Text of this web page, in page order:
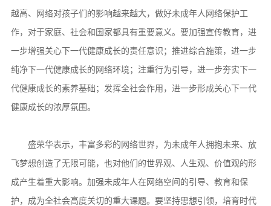
越高、网络对孩子们的影响越来越大，做好未成年人网络保护工
作，对于家庭、社会和国家都具有重要意义。要加强宣传教育，进
一步增强关心下一代健康成长的责任意识；推进综合施策，进一步
纯净下一代健康成长的网络环境；注重行为引导，进一步夯实下一
代健康成长的素养基础；发挥全社会作用，进一步形成关心下一代
健康成长的浓厚氛围。
盛荣华表示，丰富多彩的网络世界，为未成年人拥抱未来、放
飞梦想创造了无限可能，也对他们的世界观、人生观、价值观的形
成产生着重大影响。加强未成年人在网络空间的引导、教育和保
护，成为全社会高度关切的重大课题。要坚持思想引领，培育时代